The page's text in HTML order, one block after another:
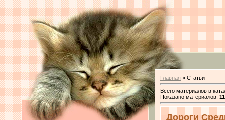
Главная » Статьи
Всего материалов в
Показано материалов:
Дороги